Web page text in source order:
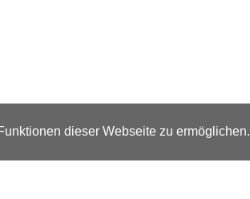
dieser Webseite zu ermöglichen.